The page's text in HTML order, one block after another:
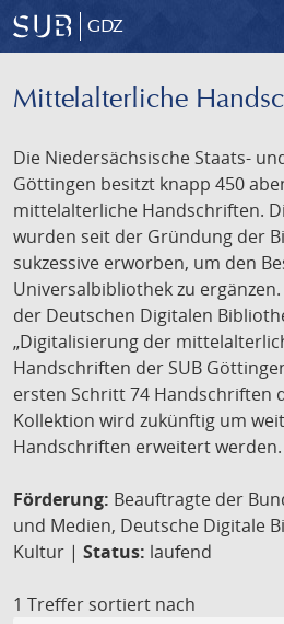
GDZ
Mittelalterliche
Die Niedersächsische Staats-
Göttingen besitzt knapp 450
mittelalterliche Handschriften.
wurden seit der Gründung der
sukzessive erworben, um den
Universalbibliothek zu
der Deutschen Digitalen
„Digitalisierung der
Handschriften der SUB
ersten Schritt 74 Handschriften
Kollektion wird zukünftig um
Handschriften erweitert werden.
Förderung: Beauftragte der
und Medien, Deutsche Digitale
Kultur | Status: laufend
1 Treffer sortiert nach